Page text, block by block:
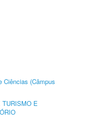
Ciências (Câmpus
TURISMO E